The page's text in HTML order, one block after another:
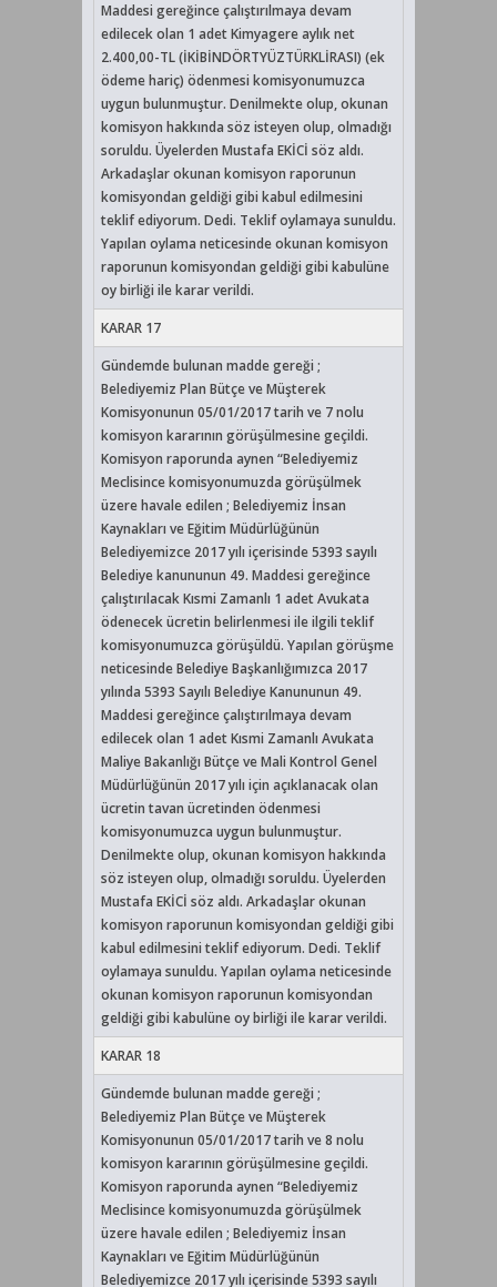
Maddesi gereğince çalıştırılmaya devam
edilecek olan 1 adet Kimyagere aylık net
2.400,00-TL (İKİBİNDÖRTYÜZTÜRKLİRASI) (ek
ödeme hariç) ödenmesi komisyonumuzca
uygun bulunmuştur. Denilmekte olup, okunan
komisyon hakkında söz isteyen olup, olmadığı
soruldu. Üyelerden Mustafa EKİCİ söz aldı.
Arkadaşlar okunan komisyon raporunun
komisyondan geldiği gibi kabul edilmesini
teklif ediyorum. Dedi. Teklif oylamaya sunuldu.
Yapılan oylama neticesinde okunan komisyon
raporunun komisyondan geldiği gibi kabulüne
oy birliği ile karar verildi.
KARAR 17
Gündemde bulunan madde gereği ;
Belediyemiz Plan Bütçe ve Müşterek
Komisyonunun 05/01/2017 tarih ve 7 nolu
komisyon kararının görüşülmesine geçildi.
Komisyon raporunda aynen “Belediyemiz
Meclisince komisyonumuzda görüşülmek
üzere havale edilen ; Belediyemiz İnsan
Kaynakları ve Eğitim Müdürlüğünün
Belediyemizce 2017 yılı içerisinde 5393 sayılı
Belediye kanununun 49. Maddesi gereğince
çalıştırılacak Kısmi Zamanlı 1 adet Avukata
ödenecek ücretin belirlenmesi ile ilgili teklif
komisyonumuzca görüşüldü. Yapılan görüşme
neticesinde Belediye Başkanlığımızca 2017
yılında 5393 Sayılı Belediye Kanununun 49.
Maddesi gereğince çalıştırılmaya devam
edilecek olan 1 adet Kısmi Zamanlı Avukata
Maliye Bakanlığı Bütçe ve Mali Kontrol Genel
Müdürlüğünün 2017 yılı için açıklanacak olan
ücretin tavan ücretinden ödenmesi
komisyonumuzca uygun bulunmuştur.
Denilmekte olup, okunan komisyon hakkında
söz isteyen olup, olmadığı soruldu. Üyelerden
Mustafa EKİCİ söz aldı. Arkadaşlar okunan
komisyon raporunun komisyondan geldiği gibi
kabul edilmesini teklif ediyorum. Dedi. Teklif
oylamaya sunuldu. Yapılan oylama neticesinde
okunan komisyon raporunun komisyondan
geldiği gibi kabulüne oy birliği ile karar verildi.
KARAR 18
Gündemde bulunan madde gereği ;
Belediyemiz Plan Bütçe ve Müşterek
Komisyonunun 05/01/2017 tarih ve 8 nolu
komisyon kararının görüşülmesine geçildi.
Komisyon raporunda aynen “Belediyemiz
Meclisince komisyonumuzda görüşülmek
üzere havale edilen ; Belediyemiz İnsan
Kaynakları ve Eğitim Müdürlüğünün
Belediyemizce 2017 yılı içerisinde 5393 sayılı